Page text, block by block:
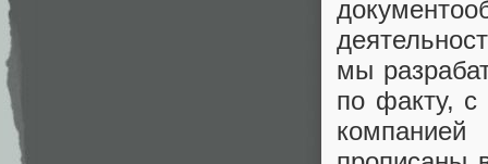
мы
по факту, с